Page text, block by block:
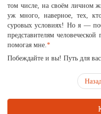
том числе, на своём личном
уж много, наверное, тех,
суровых условиях! Но я —
представителям
помогая мне.*
Побеждайте и вы! Путь для